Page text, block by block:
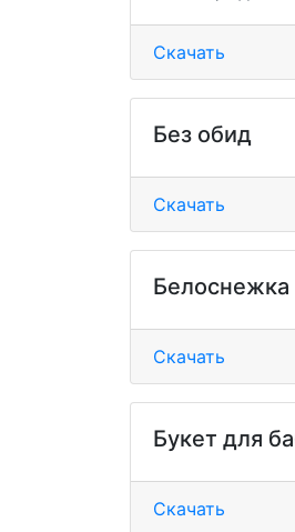
Скачать
Без обид
Скачать
Белоснежка
Скачать
Букет для
Скачать